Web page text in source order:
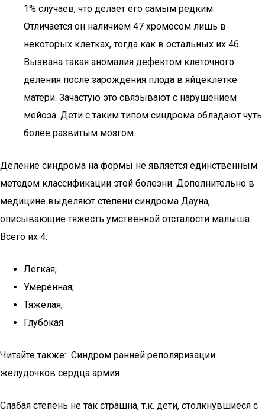
1% случаев, что делает его самым редким.
Отличается он наличием 47 хромосом лишь в
некоторых клетках, тогда как в остальных их 46.
Вызвана такая аномалия дефектом клеточного
деления после зарождения плода в яйцеклетке
матери. Зачастую это связывают с нарушением
мейоза. Дети с таким типом синдрома обладают чуть
более развитым мозгом.
Деление синдрома на формы не является единственным
методом классификации этой болезни. Дополнительно в
медицине выделяют степени синдрома Дауна,
описывающие тяжесть умственной отсталости малыша.
Всего их 4:
Легкая;
Умеренная;
Тяжелая;
Глубокая.
Читайте также: Синдром ранней реполяризации
желудочков сердца армия
Слабая степень не так страшна, т.к. дети, столкнувшиеся с